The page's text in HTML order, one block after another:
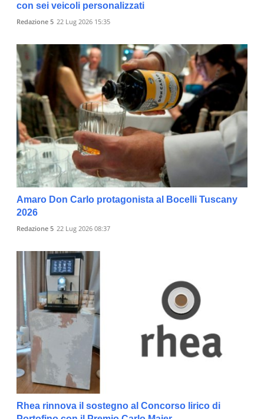
con sei veicoli personalizzati
Redazione 5 22 Lug 2026 15:35
Amaro Don Carlo protagonista al Bocelli Tuscany
2026
Redazione 5 22 Lug 2026 08:37
Rhea rinnova il sostegno al Concorso lirico di